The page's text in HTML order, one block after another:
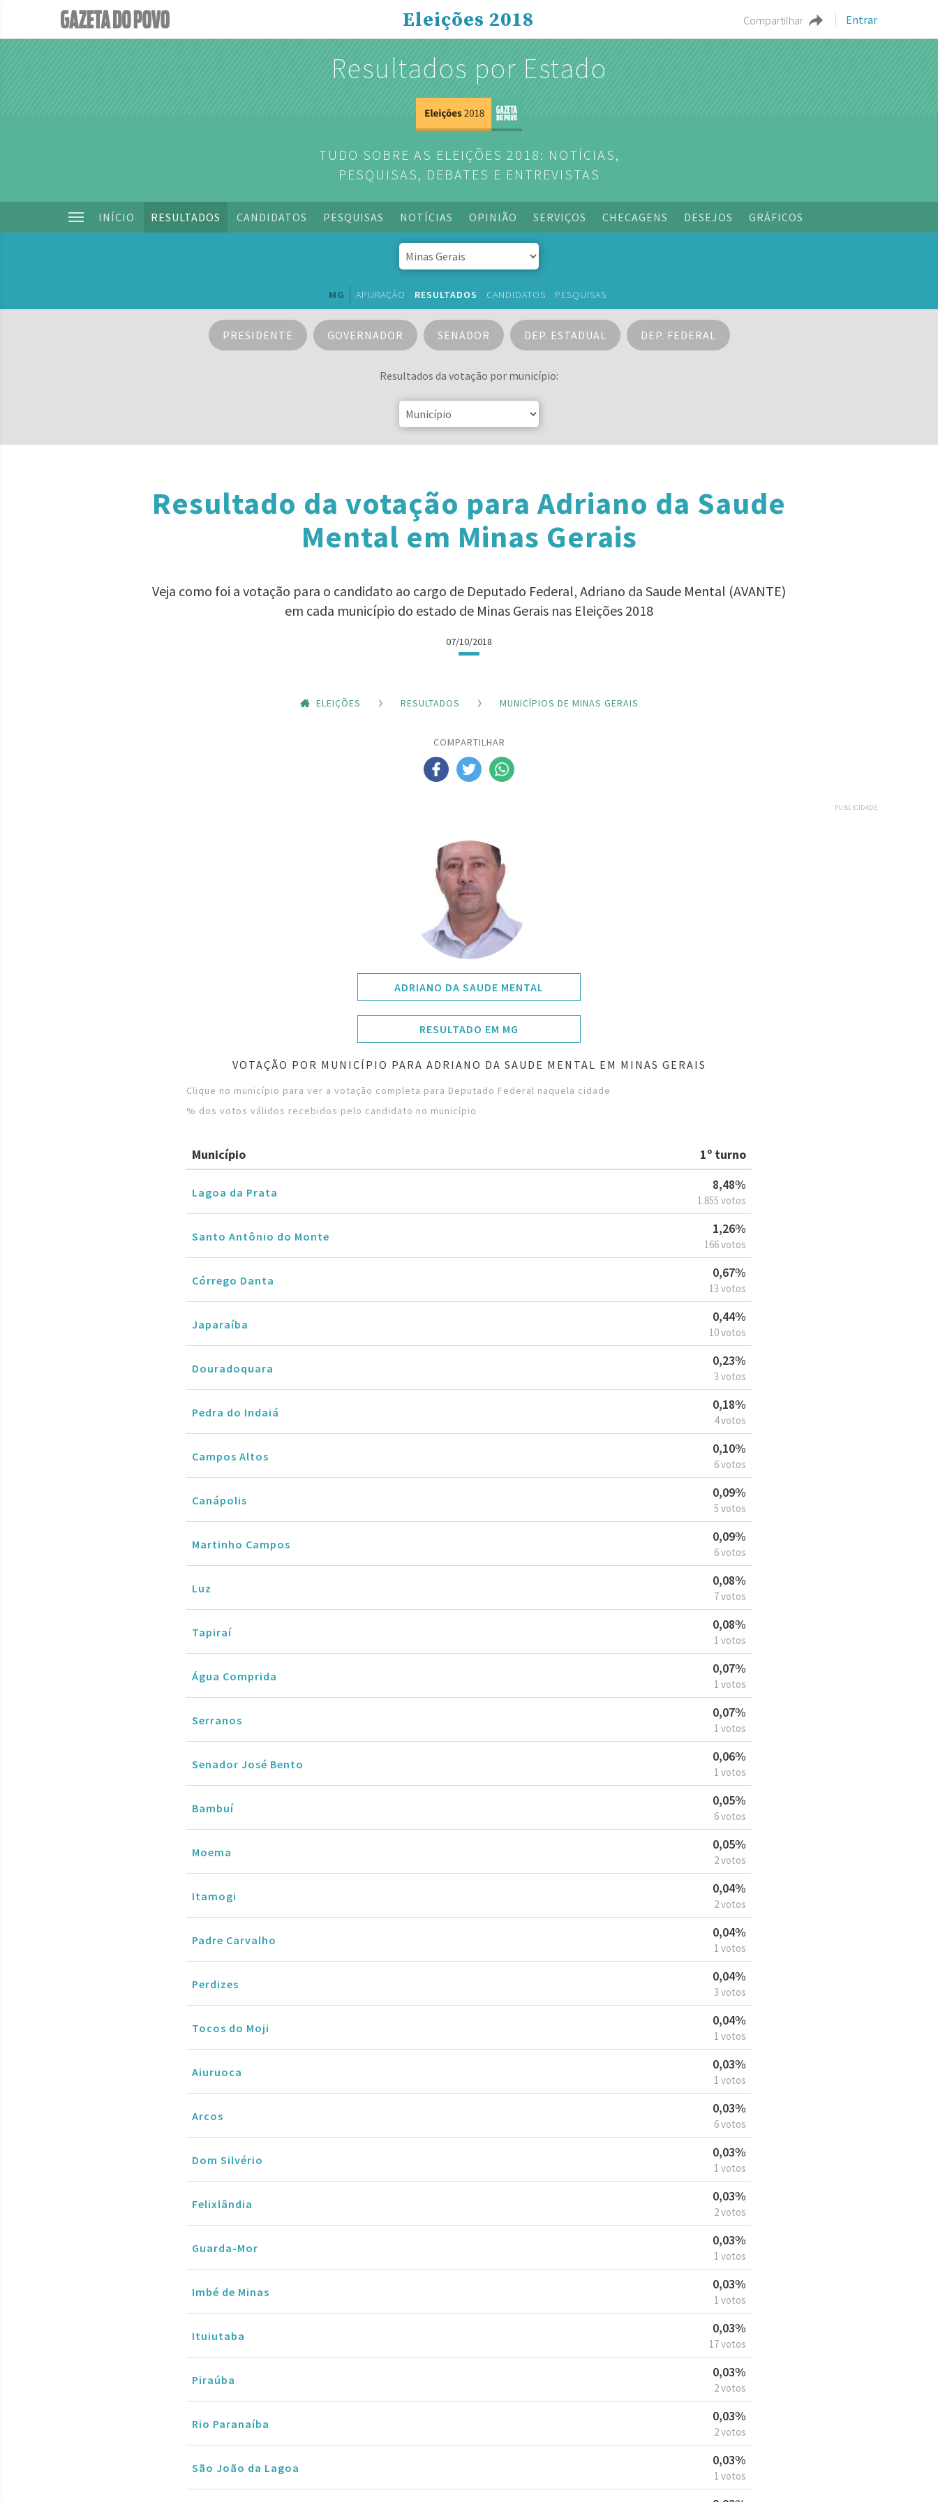
Compartilhar Entrar
Eleições 2018
Resultados por Estado
TUDO SOBRE AS ELEIÇÕES 2018: NOTÍCIAS,
PESQUISAS, DEBATES E ENTREVISTAS
INÍCIO RESULTADOS CANDIDATOS PESQUISAS NOTÍCIAS OPINIÃO SERVIÇOS CHECAGENS DESEJOS GRÁFICOS
MG APURAÇÃO RESULTADOS CANDIDATOS PESQUISAS
PRESIDENTE GOVERNADOR SENADOR DEP. ESTADUAL DEP. FEDERAL
Resultados da votação por município:
Resultado da votação para Adriano da Saude
Mental em Minas Gerais
Veja como foi a votação para o candidato ao cargo de Deputado Federal, Adriano da Saude Mental (AVANTE)
em cada município do estado de Minas Gerais nas Eleições 2018
07/10/2018
ELEIÇÕES RESULTADOS MUNICÍPIOS DE MINAS GERAIS
COMPARTILHAR
PUBLICIDADE
ADRIANO DA SAUDE MENTAL
RESULTADO EM MG
VOTAÇÃO POR MUNICÍPIO PARA ADRIANO DA SAUDE MENTAL EM MINAS GERAIS
Clique no município para ver a votação completa para Deputado Federal naquela cidade
% dos votos válidos recebidos pelo candidato no município
Município 1º turno
Lagoa da Prata
8,48%
1.855 votos
Santo Antônio do Monte
1,26%
166 votos
Córrego Danta
0,67%
13 votos
Japaraíba
0,44%
10 votos
Douradoquara
0,23%
3 votos
Pedra do Indaiá
0,18%
4 votos
Campos Altos
0,10%
6 votos
Canápolis
0,09%
5 votos
Martinho Campos
0,09%
6 votos
Luz
0,08%
7 votos
Tapiraí
0,08%
1 votos
Água Comprida
0,07%
1 votos
Serranos
0,07%
1 votos
Senador José Bento
0,06%
1 votos
Bambuí
0,05%
6 votos
Moema
0,05%
2 votos
Itamogi
0,04%
2 votos
Padre Carvalho
0,04%
1 votos
Perdizes
0,04%
3 votos
Tocos do Moji
0,04%
1 votos
Aiuruoca
0,03%
1 votos
Arcos
0,03%
6 votos
Dom Silvério
0,03%
1 votos
Felixlândia
0,03%
2 votos
Guarda-Mor
0,03%
1 votos
Imbé de Minas
0,03%
1 votos
Ituiutaba
0,03%
17 votos
Piraúba
0,03%
2 votos
Rio Paranaíba
0,03%
2 votos
São João da Lagoa
0,03%
1 votos